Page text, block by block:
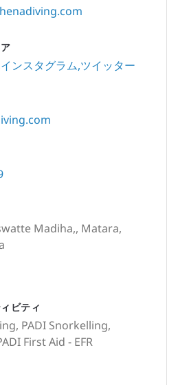
ビティ
PADI Snorkelling,
First Aid - EFR
インスタグラム ツイッター
Madiha,, Matara,